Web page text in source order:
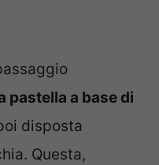
pastella a base di
disposta
Questa,